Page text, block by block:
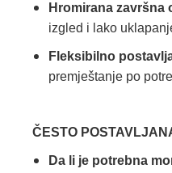
Hromirana završna
izgled i lako
Fleksibilno
premještanje po
ČESTO
Da li je potrebna